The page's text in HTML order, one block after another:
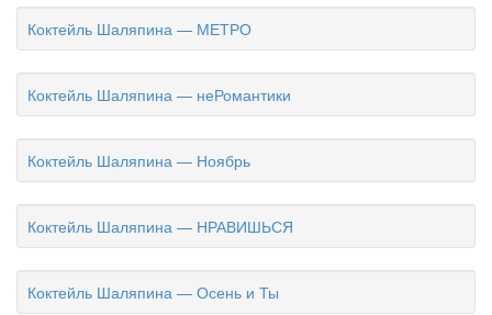
Коктейль Шаляпина — МЕТРО
Коктейль Шаляпина — неРомантики
Коктейль Шаляпина — Ноябрь
Коктейль Шаляпина — НРАВИШЬСЯ
Коктейль Шаляпина — Осень и Ты